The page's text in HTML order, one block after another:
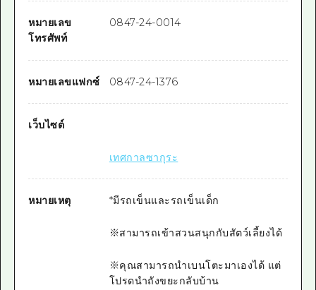
หมายเลข
โทรศัพท์
0847-24-0014
หมายเลขแฟกซ์ 0847-24-1376
เว็บไซต์
เทศกาลซากุระ
หมายเหตุ *มีรถเข็นและรถเข็นเด็ก
※สามารถเข้าสวนสนุกกับสัตว์เลี้ยงได้
※คุณสามารถนำเบนโตะมาเองได้ แต่
โปรดนำถังขยะกลับบ้าน